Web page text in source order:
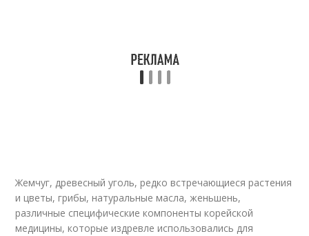
Жемчуг, древесный уголь, редко встречающиеся растения
и цветы, грибы, натуральные масла, женьшень,
различные специфические компоненты корейской
медицины, которые издревле использовались для